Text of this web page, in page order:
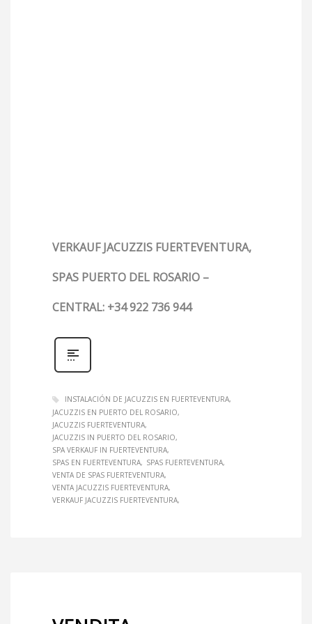
VERKAUF JACUZZIS FUERTEVENTURA,
SPAS PUERTO DEL ROSARIO –
CENTRAL: +34 922 736 944
INSTALACIÓN DE JACUZZIS EN FUERTEVENTURA
JACUZZIS EN PUERTO DEL ROSARIO
JACUZZIS FUERTEVENTURA
JACUZZIS IN PUERTO DEL ROSARIO
SPA VERKAUF IN FUERTEVENTURA
SPAS EN FUERTEVENTURA
SPAS FUERTEVENTURA
VENTA DE SPAS FUERTEVENTURA
VENTA JACUZZIS FUERTEVENTURA
VERKAUF JACUZZIS FUERTEVENTURA